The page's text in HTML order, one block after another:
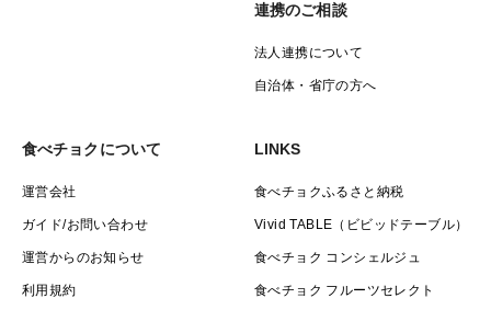
連携のご相談
法人連携について
自治体・省庁の方へ
食べチョクについて
運営会社
ガイド/お問い合わせ
運営からのお知らせ
利用規約
LINKS
食べチョクふるさと納税
Vivid TABLE（ビビッドテーブル）
食べチョク コンシェルジュ
食べチョク フルーツセレクト